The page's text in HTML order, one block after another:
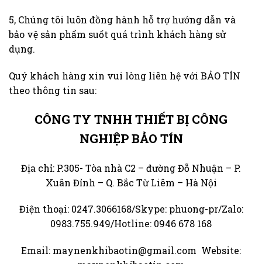
5, Chúng tôi luôn đồng hành hỗ trợ hướng dẫn và
bảo vệ sản phẩm suốt quá trình khách hàng sử
dụng.
Quý khách hàng xin vui lòng liên hệ với BẢO TÍN
theo thông tin sau:
CÔNG TY TNHH THIẾT BỊ CÔNG
NGHIỆP BẢO TÍN
Địa chỉ: P.305- Tòa nhà C2 – đường Đỗ Nhuận – P.
Xuân Đỉnh – Q. Bắc Từ Liêm – Hà Nội
Điện thoại: 0247.3066168/Skype: phuong-pr/Zalo:
0983.755.949/Hotline: 0946 678 168
Email: maynenkhibaotin@gmail.com Website: